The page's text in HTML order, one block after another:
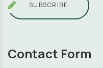
SUBSCRIBE
Contact Form